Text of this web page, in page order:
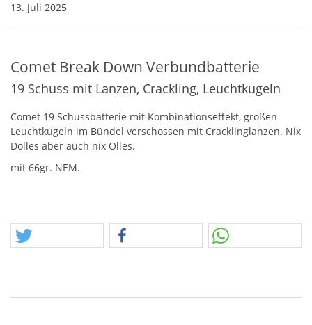
13. Juli 2025
Comet Break Down Verbundbatterie
19 Schuss mit Lanzen, Crackling, Leuchtkugeln
Comet 19 Schussbatterie mit Kombinationseffekt, großen
Leuchtkugeln im Bündel verschossen mit Cracklinglanzen. Nix
Dolles aber auch nix Olles.
mit 66gr. NEM.